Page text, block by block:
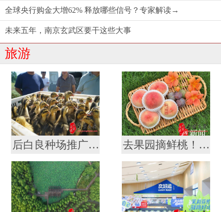
全球央行购金大增62% 释放哪些信号？专家解读→
未来五年，南京玄武区要干这些大事
旅游
后白良种场推广“稻虾鳖共作”养殖模式 营造生态优美“稻梦空间” 去果园摘鲜桃！一场说走就走的“甜蜜微度假”